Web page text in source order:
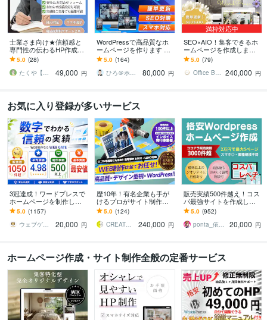
士業さま向け★信頼感と
専門性の伝わるHP作成し
ます 弁護士様、司法書士
様、行政書士様、社労士
様、税理士様向けに！
5.0 (28)
たくや【WEB制作 G_conure】
49,000 円
WordPressで高品質なホ
ームページを作ります シ
ンプル/SEO/ホームペー
ジ/おしゃれ/スタイリッシ
ュ
5.0 (164)
ひろ＠ホームページ制作
80,000 円
満枠対応中
SEO×AIO！集客できるホ
ームページを作成します
★ 初心者歓迎！オリジナ
ルデザイン！簡単更新！
オシャレなＨＰ
5.0 (79)
Office Bouquetgarni 240,000 円
お気に入り登録が多いサービス
3冠達成！ワードプレスで
ホームページを制作しま
す WEB制作＆デザイン部
門1位（販売数・評価数・
お気に入り数）
5.0 (1157)
ウェブゲート
20,000 円
歴10年！有名企業も手が
けるプロがサイト制作し
ます 初心者でも安心★ヒ
アリング重視・要望に沿
って柔軟に対応可能
5.0 (124)
CREATORSZERO
240,000 円
販売実績500件越え！コス
パ最強サイトを作成しま
す 起業、副業、ブログ！
WPで更新楽々！オリジナ
ルデザイン可能
5.0 (952)
ponta_依頼多数のため返信遅れます
20,000 円
ホームページ作成・サイト制作全般の定番サービス